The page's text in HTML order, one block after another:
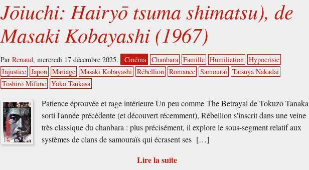
Jōiuchi: Hairyō tsuma shimatsu), de
Masaki Kobayashi (1967)
ParRenaud,mercredi 17 décembre 2025. Cinéma Chanbara Famille Humiliation Hypocrisie
Injustice Japon Mariage Masaki Kobayashi Rébellion Romance Samouraï Tatsuya Nakadai
Toshirō Mifune Yōko Tsukasa
Patience éprouvée et rage intérieure Un peu comme The Betrayal de Tokuzō Tanaka
sorti l'année précédente (et découvert récemment), Rébellion s'inscrit dans une veine
très classique du chanbara : plus précisément, il explore le sous-segment relatif aux
systèmes de clans de samouraïs qui écrasent ses […]
Lire la suite